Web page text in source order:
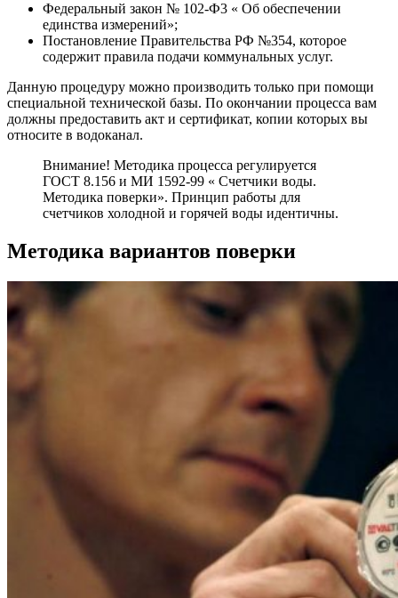
Федеральный закон № 102-Ф3 « Об обеспечении
единства измерений»;
Постановление Правительства РФ №354, которое
содержит правила подачи коммунальных услуг.
Данную процедуру можно производить только при помощи
специальной технической базы. По окончании процесса вам
должны предоставить акт и сертификат, копии которых вы
относите в водоканал.
Внимание! Методика процесса регулируется
ГОСТ 8.156 и МИ 1592-99 « Счетчики воды.
Методика поверки». Принцип работы для
счетчиков холодной и горячей воды идентичны.
Методика вариантов поверки